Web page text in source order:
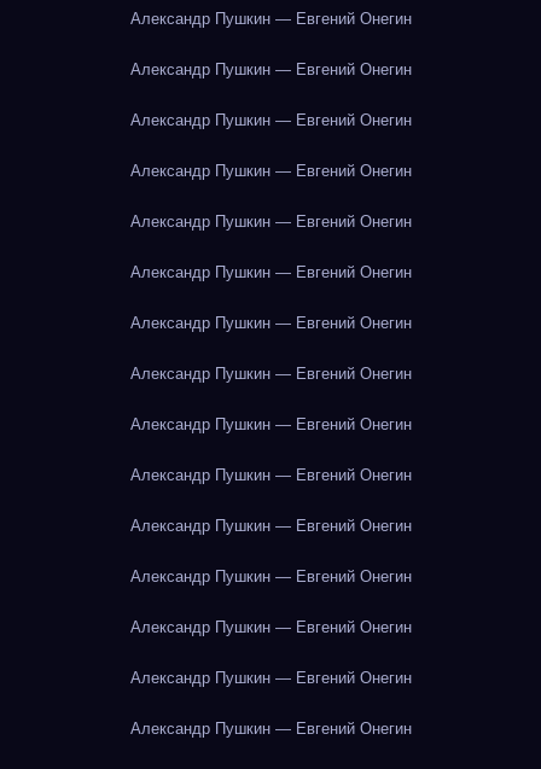
Александр Пушкин — Евгений Онегин
Александр Пушкин — Евгений Онегин
Александр Пушкин — Евгений Онегин
Александр Пушкин — Евгений Онегин
Александр Пушкин — Евгений Онегин
Александр Пушкин — Евгений Онегин
Александр Пушкин — Евгений Онегин
Александр Пушкин — Евгений Онегин
Александр Пушкин — Евгений Онегин
Александр Пушкин — Евгений Онегин
Александр Пушкин — Евгений Онегин
Александр Пушкин — Евгений Онегин
Александр Пушкин — Евгений Онегин
Александр Пушкин — Евгений Онегин
Александр Пушкин — Евгений Онегин